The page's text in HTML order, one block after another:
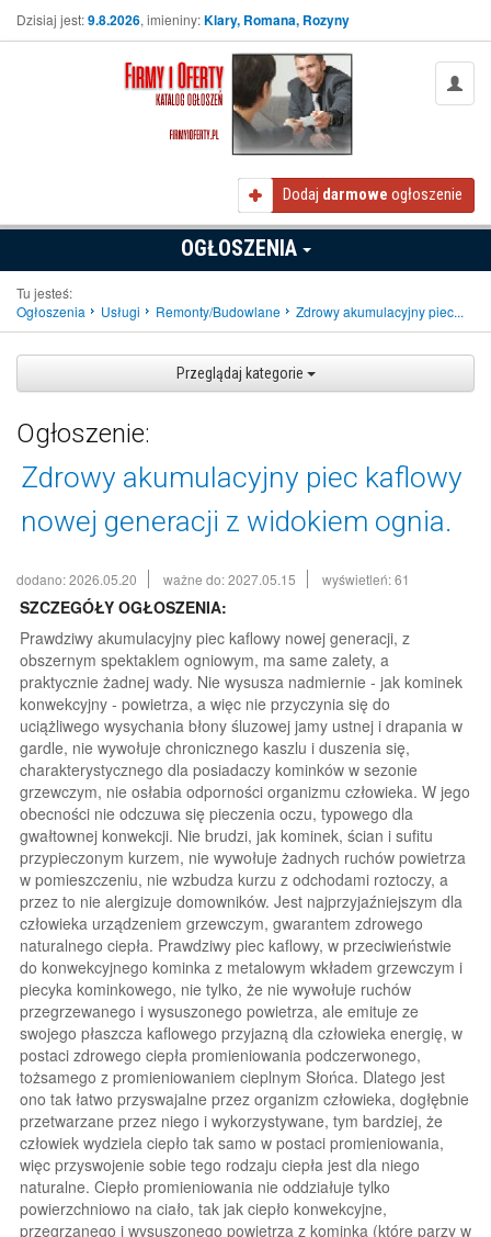
Dzisiaj jest:9.8.2026, imieniny:Klary, Romana, Rozyny
Dodaj darmowe ogłoszenie
OGŁOSZENIA
Tu jesteś:
Ogłoszenia
Usługi Remonty/Budowlane Zdrowy akumulacyjny piec...
Przeglądaj kategorie
Ogłoszenie:
Zdrowy akumulacyjny piec kaflowy
nowej generacji z widokiem ognia.
dodano: 2026.05.20 ważne do: 2027.05.15 wyświetleń: 61
SZCZEGÓŁY OGŁOSZENIA:
Prawdziwy akumulacyjny piec kaflowy nowej generacji, z
obszernym spektaklem ogniowym, ma same zalety, a
praktycznie żadnej wady. Nie wysusza nadmiernie - jak kominek
konwekcyjny - powietrza, a więc nie przyczynia się do
uciążliwego wysychania błony śluzowej jamy ustnej i drapania w
gardle, nie wywołuje chronicznego kaszlu i duszenia się,
charakterystycznego dla posiadaczy kominków w sezonie
grzewczym, nie osłabia odporności organizmu człowieka. W jego
obecności nie odczuwa się pieczenia oczu, typowego dla
gwałtownej konwekcji. Nie brudzi, jak kominek, ścian i sufitu
przypieczonym kurzem, nie wywołuje żadnych ruchów powietrza
w pomieszczeniu, nie wzbudza kurzu z odchodami roztoczy, a
przez to nie alergizuje domowników. Jest najprzyjaźniejszym dla
człowieka urządzeniem grzewczym, gwarantem zdrowego
naturalnego ciepła. Prawdziwy piec kaflowy, w przeciwieństwie
do konwekcyjnego kominka z metalowym wkładem grzewczym i
piecyka kominkowego, nie tylko, że nie wywołuje ruchów
przegrzewanego i wysuszonego powietrza, ale emituje ze
swojego płaszcza kaflowego przyjazną dla człowieka energię, w
postaci zdrowego ciepła promieniowania podczerwonego,
tożsamego z promieniowaniem cieplnym Słońca. Dlatego jest
ono tak łatwo przyswajalne przez organizm człowieka, dogłębnie
przetwarzane przez niego i wykorzystywane, tym bardziej, że
człowiek wydziela ciepło tak samo w postaci promieniowania,
więc przyswojenie sobie tego rodzaju ciepła jest dla niego
naturalne. Ciepło promieniowania nie oddziałuje tylko
powierzchniowo na ciało, tak jak ciepło konwekcyjne,
przegrzanego i wysuszonego powietrza z kominka (które parzy w